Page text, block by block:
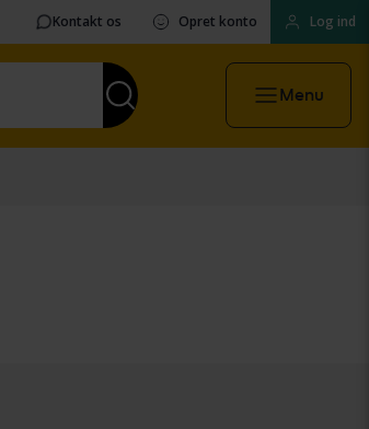
Kontakt os Opret konto Log ind
Menu